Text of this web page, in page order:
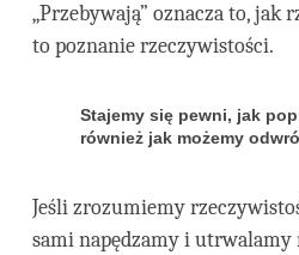
„Przebywają” oznacza to, jak
to poznanie rzeczywistości.
Stajemy się pewni, jak
również jak możemy
Jeśli zrozumiemy
sami napędzamy i utrwalamy